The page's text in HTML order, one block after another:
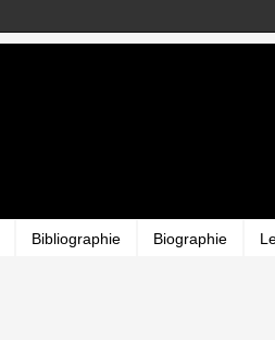
Bibliographie Biographie